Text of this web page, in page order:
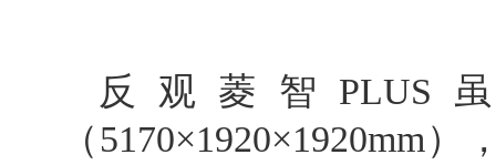
反观菱智PLUS
（5170×1920×1920mm